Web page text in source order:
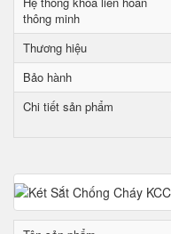
thông minh
Thương hiệu
Bảo hành
Chi tiết sản phẩm